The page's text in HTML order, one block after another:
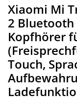
Xiaomi Mi
2 Bluetooth
Kopfhörer
Touch,